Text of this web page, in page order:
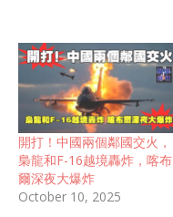
開打！中國兩個鄰國交火，
梟龍和F-16越境轟炸，喀布
爾深夜大爆炸
October 10, 2025